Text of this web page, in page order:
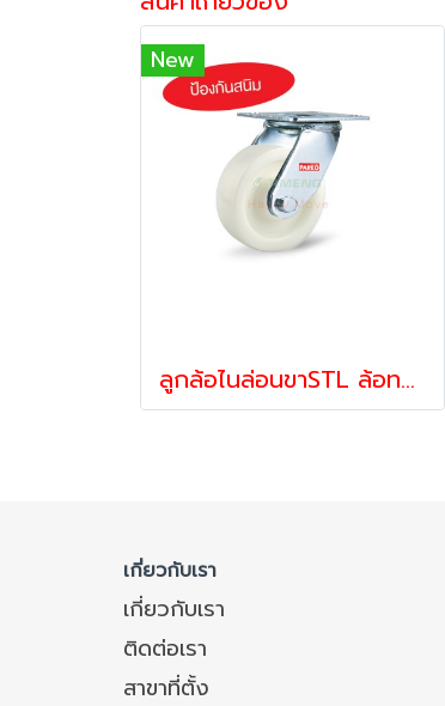
New
ลูกล้อไนล่อนขาSTL ล้อทนเย็น ล้อสแตนเลส ลูกล้อรถเข็น รับน้ำหนัก 270-675 กก.แป้นหมุน STLรุ่น MAX ยี่ห้อ PAREO
เกี่ยวกับเรา
เกี่ยวกับเรา
ติดต่อเรา
สาขาที่ตั้ง